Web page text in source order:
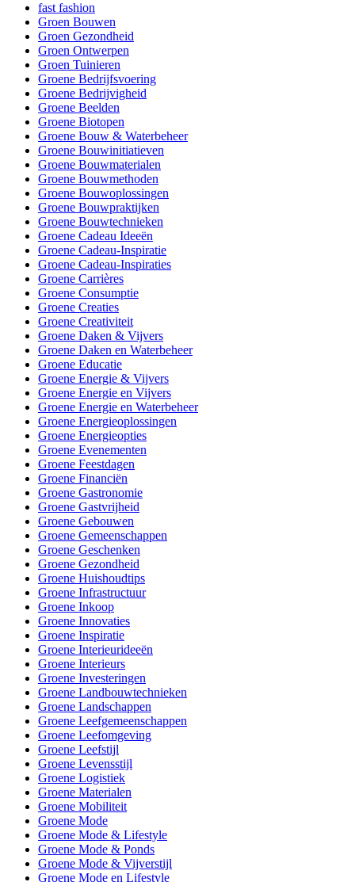
fast fashion
Groen Bouwen
Groen Gezondheid
Groen Ontwerpen
Groen Tuinieren
Groene Bedrijfsvoering
Groene Bedrijvigheid
Groene Beelden
Groene Biotopen
Groene Bouw & Waterbeheer
Groene Bouwinitiatieven
Groene Bouwmaterialen
Groene Bouwmethoden
Groene Bouwoplossingen
Groene Bouwpraktijken
Groene Bouwtechnieken
Groene Cadeau Ideeën
Groene Cadeau-Inspiratie
Groene Cadeau-Inspiraties
Groene Carrières
Groene Consumptie
Groene Creaties
Groene Creativiteit
Groene Daken & Vijvers
Groene Daken en Waterbeheer
Groene Educatie
Groene Energie & Vijvers
Groene Energie en Vijvers
Groene Energie en Waterbeheer
Groene Energieoplossingen
Groene Energieopties
Groene Evenementen
Groene Feestdagen
Groene Financiën
Groene Gastronomie
Groene Gastvrijheid
Groene Gebouwen
Groene Gemeenschappen
Groene Geschenken
Groene Gezondheid
Groene Huishoudtips
Groene Infrastructuur
Groene Inkoop
Groene Innovaties
Groene Inspiratie
Groene Interieurideeën
Groene Interieurs
Groene Investeringen
Groene Landbouwtechnieken
Groene Landschappen
Groene Leefgemeenschappen
Groene Leefomgeving
Groene Leefstijl
Groene Levensstijl
Groene Logistiek
Groene Materialen
Groene Mobiliteit
Groene Mode
Groene Mode & Lifestyle
Groene Mode & Ponds
Groene Mode & Vijverstijl
Groene Mode en Lifestyle